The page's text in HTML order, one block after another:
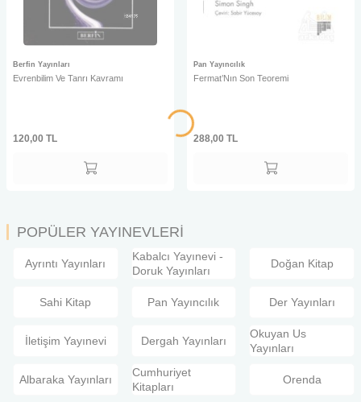
Berfin Yayınları
Evrenbilim Ve Tanrı Kavramı
120,00 TL
Pan Yayıncılık
Fermat’Nın Son Teoremi
288,00 TL
POPÜLER YAYINEVLERİ
Ayrıntı Yayınları
Kabalcı Yayınevi -
Doruk Yayınları
Doğan Kitap
Sahi Kitap Pan Yayıncılık Der Yayınları
İletişim Yayınevi Dergah Yayınları
Okuyan Us
Yayınları
Albaraka Yayınları
Cumhuriyet
Kitapları
Orenda